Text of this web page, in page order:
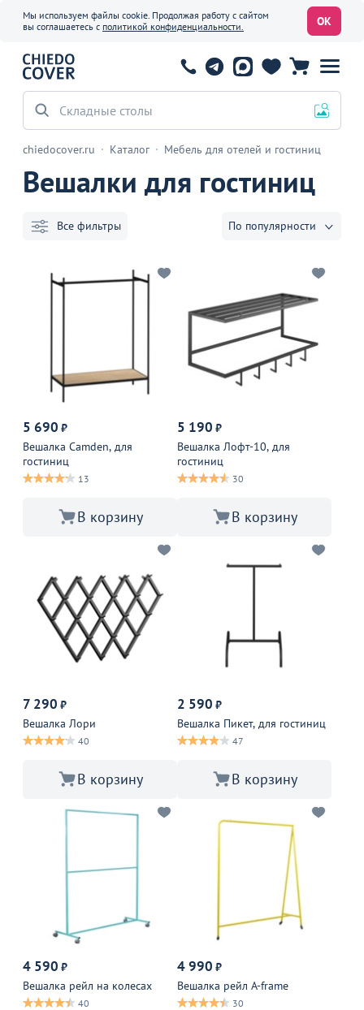
Мы используем файлы cookie. Продолжая работу с сайтом
вы соглашаетесь с политикой конфиденциальности. ОК
Складные столы
chiedocover.ru Каталог Мебель для отелей и гостиниц
Вешалки для гостиниц
Все фильтры По популярности
5 690 ₽
Вешалка Camden, для
гостиниц
13
В корзину
5 190 ₽
Вешалка Лофт-10, для
гостиниц
30
В корзину
7 290 ₽
Вешалка Лори
40
В корзину
2 590 ₽
Вешалка Пикет, для гостиниц
47
В корзину
4 590 ₽
Вешалка рейл на колесах
40
4 990 ₽
Вешалка рейл A-frame
30